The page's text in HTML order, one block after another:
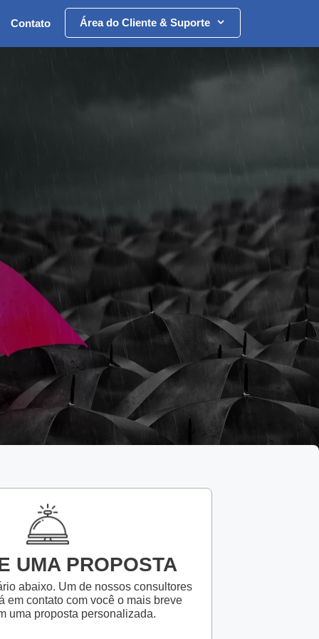
Contato Área do Cliente & Suporte
UMA PROPOSTA
abaixo. Um de nossos consultores
em contato com você o mais breve
uma proposta personalizada.
Google ADS
Outros